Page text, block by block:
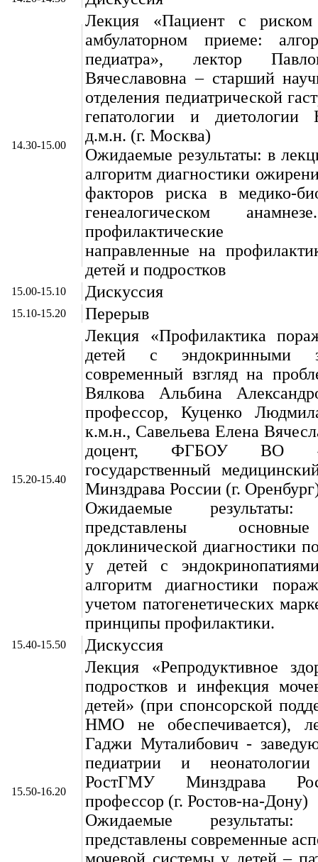
14.30-15.00
Лекция «Пациент с
амбулаторном приеме:
педиатра», лектор
Вячеславовна – старший
отделения педиатрической
гепатологии и
д.м.н. (г. Москва)
Ожидаемые результаты: в
алгоритм диагностики
факторов риска в медико-
генеалогическом
профилактические
направленные на
детей и подростков
15.00-15.10 Дискуссия
15.10-15.20 Перерыв
15.20-15.40
Лекция «Профилактика
детей с эндокринными
современный взгляд на
Вялкова Альбина
профессор, Куценко
к.м.н., Савельева Елена
доцент, ФГБОУ ВО
государственный
Минздрава России (г.
Ожидаемые
представлены
доклинической диагностики
у детей с
алгоритм диагностики
учетом патогенетических
принципы профилактики.
15.40-15.50 Дискуссия
15.50-16.20
Лекция «Репродуктивное
подростков и инфекция
детей» (при спонсорской
НМО не обеспечивается),
Гаджи Муталибович -
педиатрии и
РостГМУ Минздрава
профессор (г. Ростов-на-Дону)
Ожидаемые
представлены современные
мочевой системы у детей –